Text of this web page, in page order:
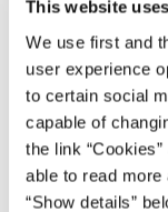
This website
We use first and
user experience
to certain social
capable of
the link
able to read
“Show details”
Jeppe Bruus
Christian Rabjerg
Kl. 14.30 i
Stephanie Lose
Olsen Dyhr.